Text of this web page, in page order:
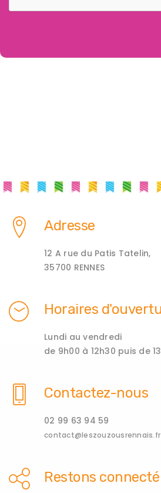
Adresse
12 A rue du Patis Tatelin,
35700 RENNES
Horaires
Lundi au vendredi
de 9h00 à 12h30 puis de
Contactez-nous
02 99 63 94 59
contact@leszouzousrennais.fr
Restons connecté